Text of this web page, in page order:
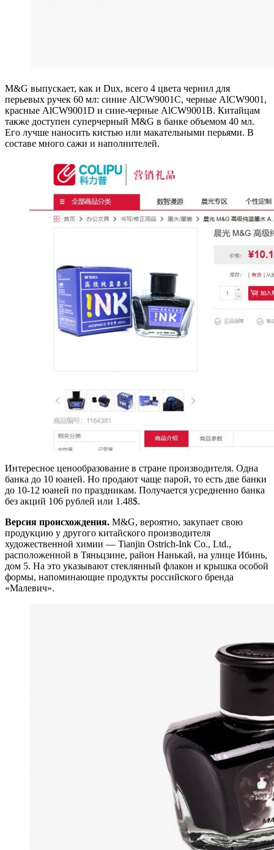
M&G выпускает, как и Dux, всего 4 цвета чернил для
перьевых ручек 60 мл: синие AlCW9001C, черные AlCW9001,
красные AlCW9001D и сине-черные AlCW9001B. Китайцам
также доступен суперчерный M&G в банке объемом 40 мл.
Его лучше наносить кистью или макательными перьями. В
составе много сажи и наполнителей.
Интересное ценообразование в стране производителя. Одна
банка до 10 юаней. Но продают чаще парой, то есть две банки
до 10-12 юаней по праздникам. Получается усредненно банка
без акций 106 рублей или 1.48$.
Версия происхождения. M&G, вероятно, закупает свою
продукцию у другого китайского производителя
художественной химии — Tianjin Ostrich-Ink Co., Ltd.,
расположенной в Тяньцзине, район Нанькай, на улице Ибинь,
дом 5. На это указывают стеклянный флакон и крышка особой
формы, напоминающие продукты российского бренда
«Малевич».